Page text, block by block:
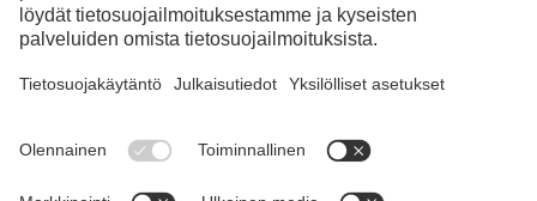
Instagram
LinkedIn